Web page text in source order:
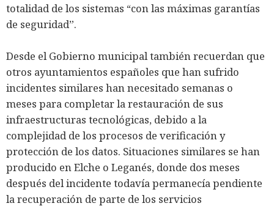
totalidad de los sistemas “con las máximas garantías
de seguridad”.
Desde el Gobierno municipal también recuerdan que
otros ayuntamientos españoles que han sufrido
incidentes similares han necesitado semanas o
meses para completar la restauración de sus
infraestructuras tecnológicas, debido a la
complejidad de los procesos de verificación y
protección de los datos. Situaciones similares se han
producido en Elche o Leganés, donde dos meses
después del incidente todavía permanecía pendiente
la recuperación de parte de los servicios